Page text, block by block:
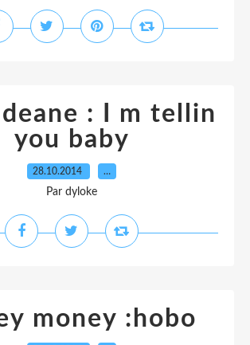
: I m tellin
you baby
28.10.2014 …
Par dyloke
money :hobo